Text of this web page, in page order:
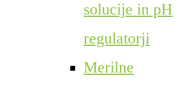
solucije in pH
regulatorji
Merilne